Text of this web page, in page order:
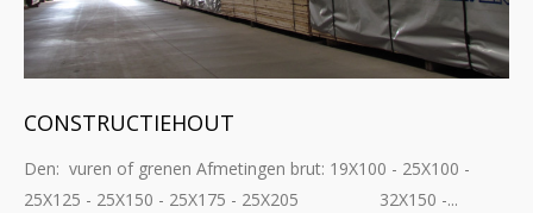
CONSTRUCTIEHOUT
Den: vuren of grenen Afmetingen brut: 19X100 - 25X100 -
25X125 - 25X150 - 25X175 - 25X205 32X150 -...